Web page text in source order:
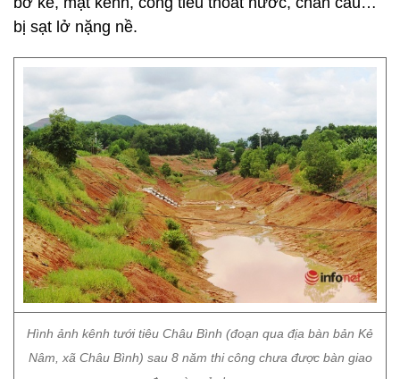
bị sạt lở nặng nề.
Hình ảnh kênh tưới tiêu Châu Bình (đoạn qua địa bàn bản Kẻ
Nâm, xã Châu Bình) sau 8 năm thi công chưa được bàn giao